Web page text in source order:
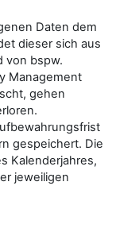
Daten dem
dieser sich aus
von bspw.
Management
gehen
gespeichert. Die
Kalenderjahres,
jeweiligen